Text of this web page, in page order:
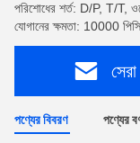
পরিশোধের শর্ত: D/P, T/T,
যোগানের ক্ষমতা: 10000
পণ্যের বিবরণ পণ্যের